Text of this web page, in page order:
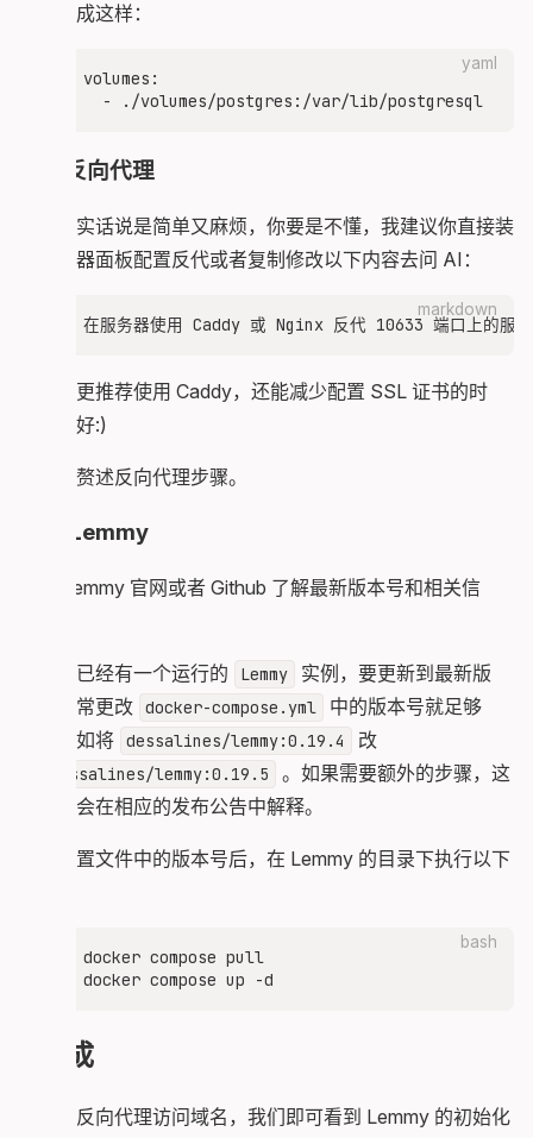
这段改成这样：
yaml
volumes:
配置反向代理
这一步实话说是简单又麻烦，你要是不懂，我建议你直接装
个服务器面板配置反代或者复制修改以下内容去问 AI：
markdown
我个人更推荐使用 Caddy，还能减少配置 SSL 证书的时
间，多好:)
本文不赘述反向代理步骤。
升级 Lemmy
前往 Lemmy 官网或者 Github 了解最新版本号和相关信
如果你已经有一个运行的 Lemmy
实例，要更新到最新版
本，通常更改 docker-compose.yml
中的版本号就足够
了，例如将 dessalines/lemmy:0.19.4
改
dessalines/lemmy:0.19.5
。如果需要额外的步骤，这
些步骤会在相应的发布公告中解释。
更改配置文件中的版本号后，在 Lemmy 的目录下执行以下
bash
docker compose pull
完成
配置完反向代理访问域名，我们即可看到 Lemmy 的初始化